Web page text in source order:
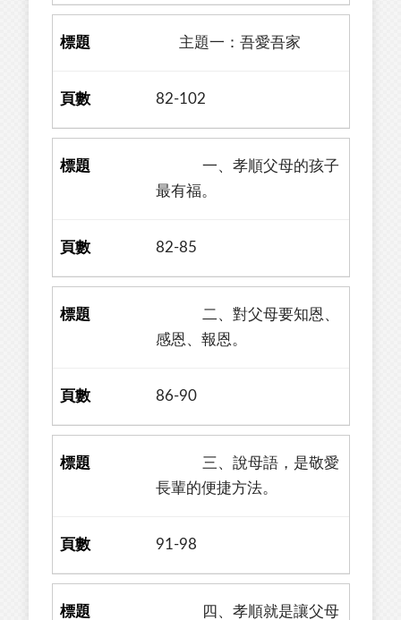
主題一：吾愛吾家
82-102
一、孝順父母的孩子
最有福。
82-85
二、對父母要知恩、
感恩、報恩。
86-90
三、說母語，是敬愛
長輩的便捷方法。
91-98
四、孝順就是讓父母